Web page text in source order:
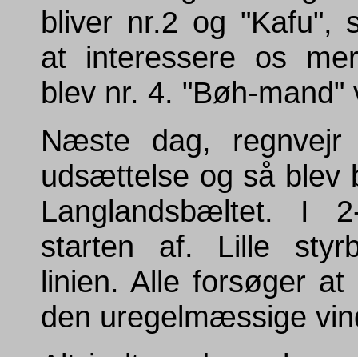
bliver nr.2 og "Kafu",
at interessere os
blev nr. 4. "Bøh-mand"
Næste dag,
udsættelse og så blev
Langlandsbæltet. I
starten af. Lille
linien. Alle forsøger
den uregelmæssige